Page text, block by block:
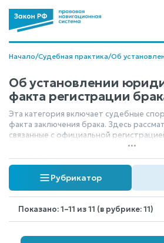
Начало/Судебная практика/Об
Об установлении
факта регистрации
Эта категория включает судебные
факта заключения брака. Здесь
связанные с официальной
брака действительным или
любые правовые последствия,
юридического акта. По сути, это
признан ли брак в правовом поле.
...
Рубрикатор
Показано: 1–11 из 11 (в рубрике: 11)